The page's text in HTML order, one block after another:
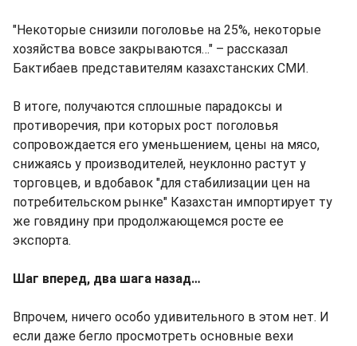
"Некоторые снизили поголовье на 25%, некоторые
хозяйства вовсе закрываются…" – рассказал
Бактибаев представителям казахстанских СМИ.
В итоге, получаются сплошные парадоксы и
противоречия, при которых рост поголовья
сопровождается его уменьшением, цены на мясо,
снижаясь у производителей, неуклонно растут у
торговцев, и вдобавок "для стабилизации цен на
потребительском рынке" Казахстан импортирует ту
же говядину при продолжающемся росте ее
экспорта.
Шаг вперед, два шага назад…
Впрочем, ничего особо удивительного в этом нет. И
если даже бегло просмотреть основные вехи